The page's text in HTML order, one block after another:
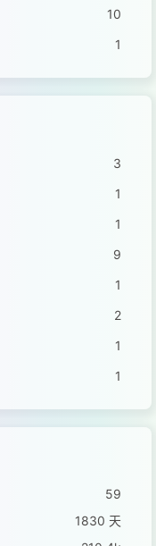
10
1
3
1
1
9
1
2
1
1
59
1830 天